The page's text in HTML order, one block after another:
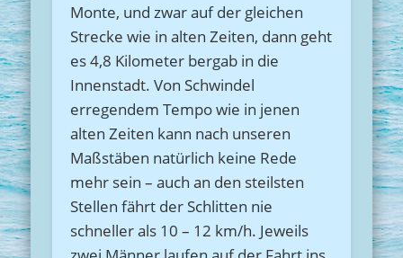
Monte, und zwar auf der gleichen
Strecke wie in alten Zeiten, dann geht
es 4,8 Kilometer bergab in die
Innenstadt. Von Schwindel
erregendem Tempo wie in jenen
alten Zeiten kann nach unseren
Maßstäben natürlich keine Rede
mehr sein – auch an den steilsten
Stellen fährt der Schlitten nie
schneller als 10 – 12 km/h. Jeweils